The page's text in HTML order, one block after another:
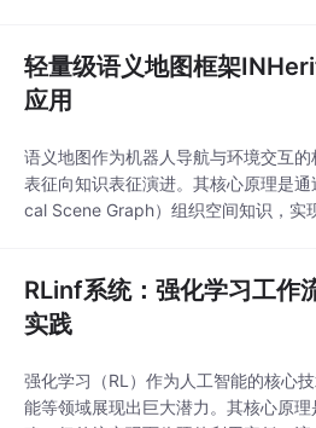
作。并分析，连续ARQ协议是否一定
由器发现一数据报的检验和有差错时，
轻量级语义地图框架
应用
语义地图作为机器人导航与环境交互
表征向知识表征演进。其核心原理是
cal Scene Graph）组织空间知识，实
性。在工程实践中，INHerit-SG框架将
较传统方法降低
RLinf系统：强化学习工作
实践
强化学习（RL）作为人工智能的核心
能等领域展现出巨大潜力。其核心原